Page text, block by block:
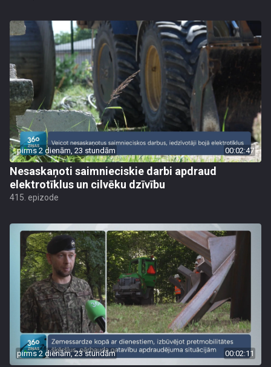
pirms 2 dienām, 23 stundām 00:02:47
Nesaskaņoti saimnieciskie darbi apdraud
elektrotīklus un cilvēku dzīvību
415. epizode
pirms 2 dienām, 23 stundām 00:02:11